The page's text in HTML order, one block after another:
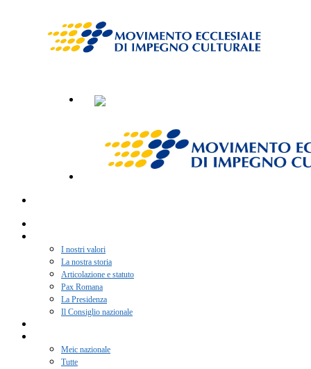
I nostri valori
La nostra storia
Articolazione e statuto
Pax Romana
La Presidenza
Il Consiglio nazionale
Meic nazionale
Tutte